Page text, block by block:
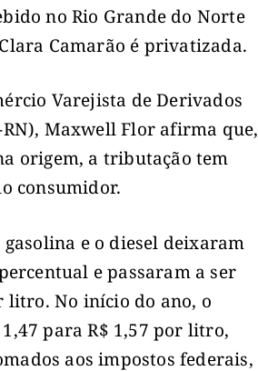
no Rio Grande do Norte
Camarão é privatizada.
Varejista de Derivados
Maxwell Flor afirma que,
origem, a tributação tem
consumidor.
e o diesel deixaram
e passaram a ser
No início do ano, o
para R$ 1,57 por litro,
aos impostos federais,